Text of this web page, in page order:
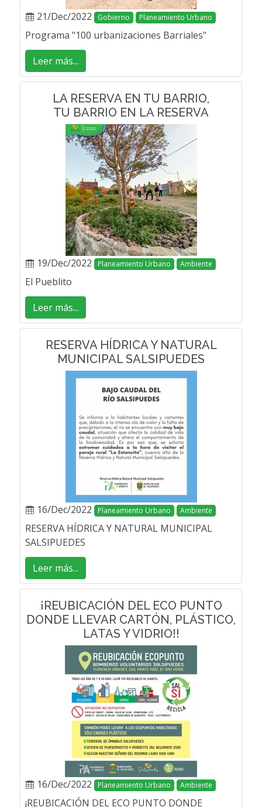
21/Dec/2022 Gobierno Planeamiento Urbano
Programa "100 urbanizaciones Barriales"
Leer más...
LA RESERVA EN TU BARRIO,
TU BARRIO EN LA RESERVA
19/Dec/2022 Planeamiento Urbano Ambiente
El Pueblito
Leer más...
RESERVA HÍDRICA Y NATURAL
MUNICIPAL SALSIPUEDES
16/Dec/2022 Planeamiento Urbano Ambiente
RESERVA HÍDRICA Y NATURAL MUNICIPAL
SALSIPUEDES
Leer más...
¡REUBICACIÓN DEL ECO PUNTO
DONDE LLEVAR CARTÓN, PLÁSTICO,
LATAS Y VIDRIO!!
16/Dec/2022 Planeamiento Urbano Ambiente
¡REUBICACIÓN DEL ECO PUNTO DONDE